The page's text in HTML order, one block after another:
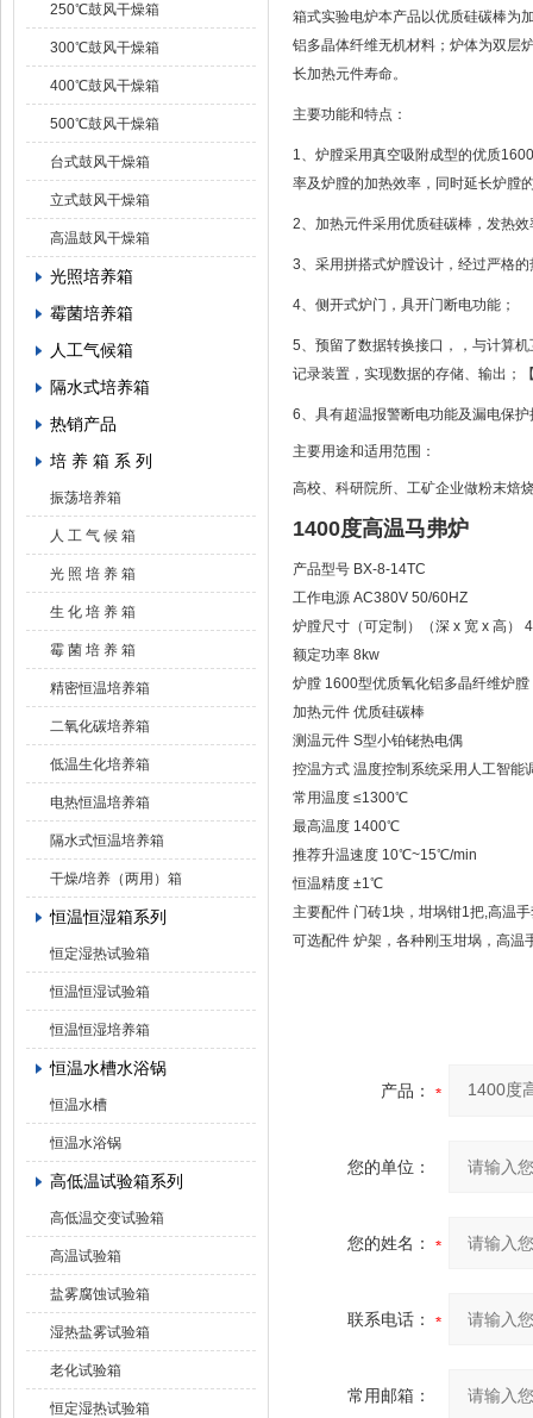
250℃鼓风干燥箱
300℃鼓风干燥箱
400℃鼓风干燥箱
500℃鼓风干燥箱
台式鼓风干燥箱
立式鼓风干燥箱
高温鼓风干燥箱
光照培养箱
霉菌培养箱
人工气候箱
隔水式培养箱
热销产品
培 养 箱 系 列
振荡培养箱
人 工 气 候 箱
光 照 培 养 箱
生 化 培 养 箱
霉 菌 培 养 箱
精密恒温培养箱
二氧化碳培养箱
低温生化培养箱
电热恒温培养箱
隔水式恒温培养箱
干燥/培养（两用）箱
恒温恒湿箱系列
恒定湿热试验箱
恒温恒湿试验箱
恒温恒湿培养箱
恒温水槽水浴锅
恒温水槽
恒温水浴锅
高低温试验箱系列
高低温交变试验箱
高温试验箱
盐雾腐蚀试验箱
湿热盐雾试验箱
老化试验箱
恒定湿热试验箱
箱式实验电炉本产品以优质硅碳棒为
铝多晶体纤维无机材料；炉体为双层
长加热元件寿命。
主要功能和特点：
1、炉膛采用真空吸附成型的优质
率及炉膛的加热效率，同时延长炉膛
2、加热元件采用优质硅碳棒，发热
3、采用拼搭式炉膛设计，经过严格
4、侧开式炉门，具开门断电功能；
5、预留了数据转换接口，，与计算
记录装置，实现数据的存储、输出；
6、具有超温报警断电功能及漏电保
主要用途和适用范围：
高校、科研院所、工矿企业做粉末焙
1400度高温马弗炉
产品型号 BX-8-14TC
工作电源 AC380V 50/60HZ
炉膛尺寸（可定制）（深 x 宽 x 高）
额定功率 8kw
炉膛 1600型优质氧化铝多晶纤维炉
加热元件 优质硅碳棒
测温元件 S型小铂铑热电偶
控温方式 温度控制系统采用人工智能
常用温度 ≤1300℃
最高温度 1400℃
推荐升温速度 10℃~15℃/min
恒温精度 ±1℃
主要配件 门砖1块，坩埚钳1把,高温
可选配件 炉架，各种刚玉坩埚，高温
产品：
您的单位：
您的姓名：
联系电话：
常用邮箱：